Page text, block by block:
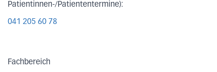
Patientinnen-/Patiententermine):
041 205 60 78
Fachbereich